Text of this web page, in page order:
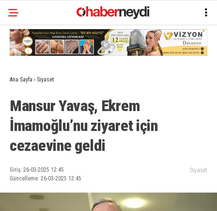
Ana Sayfa › Siyaset
Mansur Yavaş, Ekrem
İmamoğlu’nu ziyaret için
cezaevine geldi
Giriş: 26-03-2025 12:45
Güncelleme: 26-03-2025 12:45
Siyaset